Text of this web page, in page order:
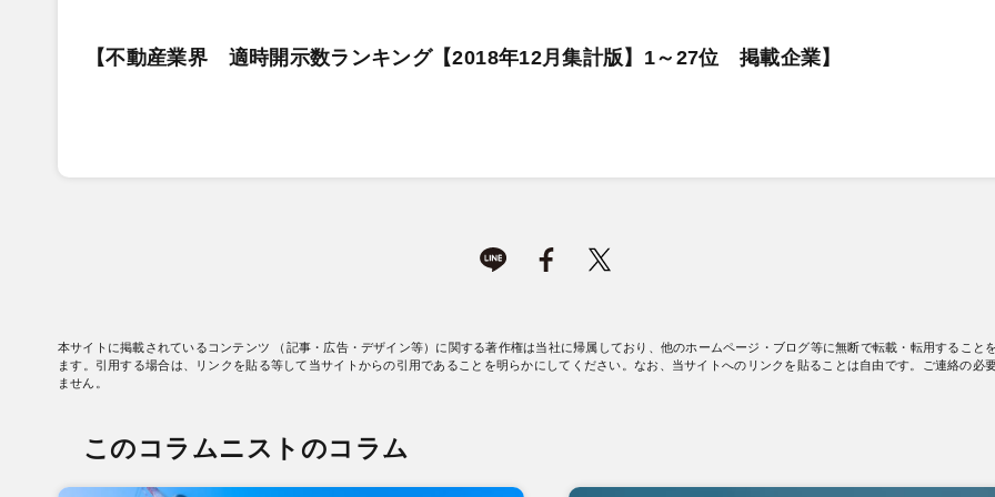
【不動産業界 適時開示数ランキング【2018年12月集計版】1～27位 掲載企業】
本サイトに掲載されているコンテンツ （記事・広告・デザイン等）に関する著作権は当社に帰属しており、他のホームページ・ブログ等に無断で転載・転用すること
ます。引用する場合は、リンクを貼る等して当サイトからの引用であることを明らかにしてください。なお、当サイトへのリンクを貼ることは自由です。ご連絡の必
ません。
このコラムニストのコラム